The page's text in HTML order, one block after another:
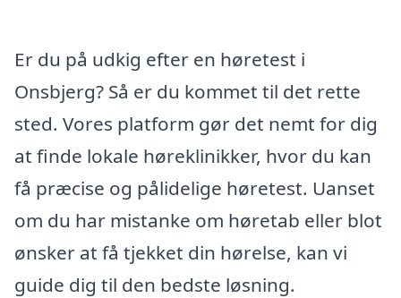
Er du på udkig efter en høretest i
Onsbjerg? Så er du kommet til det rette
sted. Vores platform gør det nemt for dig
at finde lokale høreklinikker, hvor du kan
få præcise og pålidelige høretest. Uanset
om du har mistanke om høretab eller blot
ønsker at få tjekket din hørelse, kan vi
guide dig til den bedste løsning.